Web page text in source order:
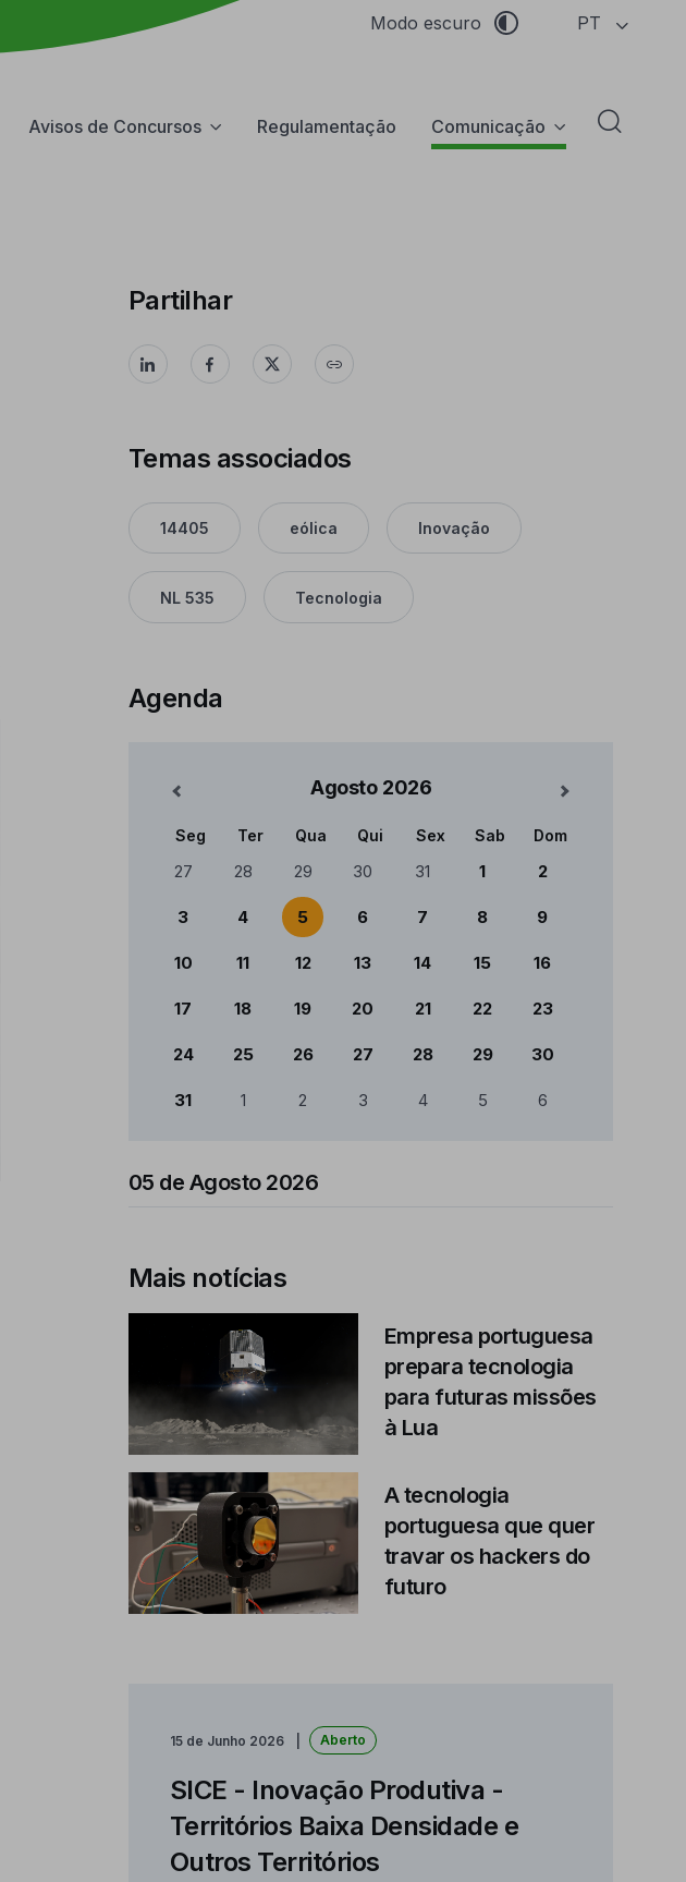
Modo escuro PT
Avisos de Concursos Regulamentação Comunicação Abrir
Partilhar
Temas associados
14405 eólica Inovação
NL 535 Tecnologia
Agenda
Agosto 2026
Mês Anterior Mês Seguinte
Calendário
Seg Ter Qua Qui Sex Sab Dom
27 28 29 30 31 1 2
3 4 5 6 7 8 9
10 11 12 13 14 15 16
17 18 19 20 21 22 23
24 25 26 27 28 29 30
31 1 2 3 4 5 6
05 de Agosto 2026
Mais notícias
Empresa portuguesa
prepara tecnologia
para futuras missões
à Lua
A tecnologia
portuguesa que quer
travar os hackers do
futuro
15 de Junho 2026 Aberto
SICE - Inovação Produtiva -
Territórios Baixa Densidade e
Outros Territórios